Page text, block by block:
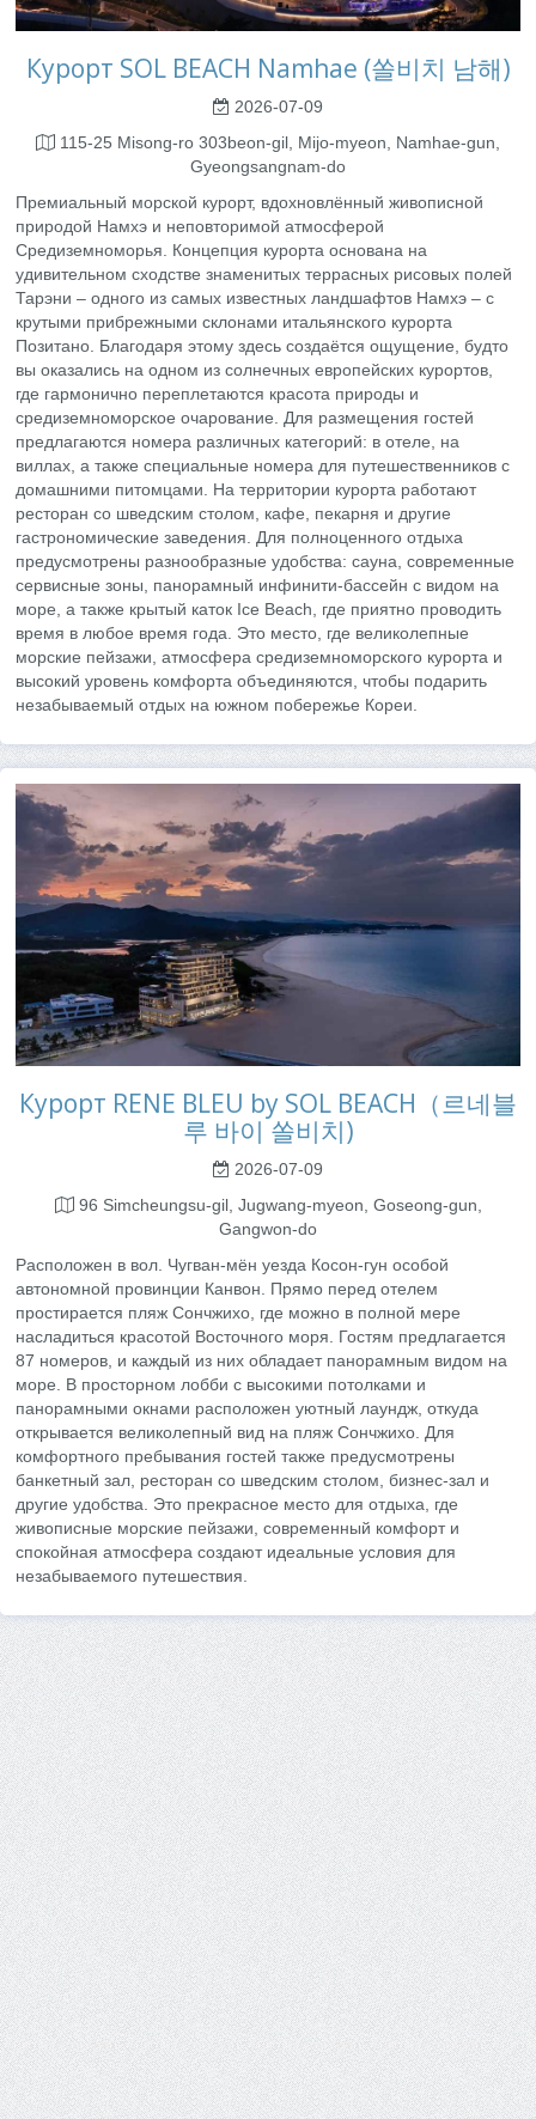
Курорт SOL BEACH Namhae (쏠비치 남해)
2026-07-09
115-25 Misong-ro 303beon-gil, Mijo-myeon, Namhae-gun,
Gyeongsangnam-do
Премиальный морской курорт, вдохновлённый живописной
природой Намхэ и неповторимой атмосферой
Средиземноморья. Концепция курорта основана на
удивительном сходстве знаменитых террасных рисовых полей
Тарэни – одного из самых известных ландшафтов Намхэ – с
крутыми прибрежными склонами итальянского курорта
Позитано. Благодаря этому здесь создаётся ощущение, будто
вы оказались на одном из солнечных европейских курортов,
где гармонично переплетаются красота природы и
средиземноморское очарование. Для размещения гостей
предлагаются номера различных категорий: в отеле, на
виллах, а также специальные номера для путешественников с
домашними питомцами. На территории курорта работают
ресторан со шведским столом, кафе, пекарня и другие
гастрономические заведения. Для полноценного отдыха
предусмотрены разнообразные удобства: сауна, современные
сервисные зоны, панорамный инфинити-бассейн с видом на
море, а также крытый каток Ice Beach, где приятно проводить
время в любое время года. Это место, где великолепные
морские пейзажи, атмосфера средиземноморского курорта и
высокий уровень комфорта объединяются, чтобы подарить
незабываемый отдых на южном побережье Кореи.
Курорт RENE BLEU by SOL BEACH（르네블
루 바이 쏠비치)
2026-07-09
96 Simcheungsu-gil, Jugwang-myeon, Goseong-gun,
Gangwon-do
Расположен в вол. Чугван-мён уезда Косон-гун особой
автономной провинции Канвон. Прямо перед отелем
простирается пляж Сончжихо, где можно в полной мере
насладиться красотой Восточного моря. Гостям предлагается
87 номеров, и каждый из них обладает панорамным видом на
море. В просторном лобби с высокими потолками и
панорамными окнами расположен уютный лаундж, откуда
открывается великолепный вид на пляж Сончжихо. Для
комфортного пребывания гостей также предусмотрены
банкетный зал, ресторан со шведским столом, бизнес-зал и
другие удобства. Это прекрасное место для отдыха, где
живописные морские пейзажи, современный комфорт и
спокойная атмосфера создают идеальные условия для
незабываемого путешествия.